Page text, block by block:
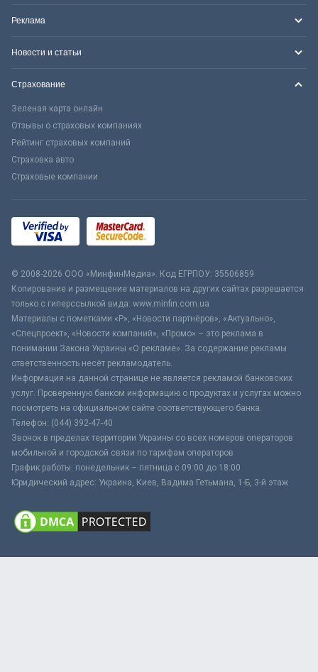
Реклама
Новости и статьи
Страхование
Зеленая карта онлайн
Отзывы о страховых компаниях
Рейтинг страховых компаний
Страховка авто
Страховые компании
© 2008-2026 ООО «МинфинМедиа». Код ЕГРПОУ: 35506859
Копирование и размещение материалов на других сайтах разрешается
только с гиперссылкой вида: www.minfin.com.ua
Материалы с пометками «Р», «Новости партнёров», «Актуально»,
«Спецпроект», «Новости компаний», «Промо» – это реклама в
понимании Закона Украины «О рекламе». За содержание рекламы
ответственность несёт рекламодатель.
Информация на данной странице не является рекламой банковских
услуг. Проверенную банком информацию о продуктах и услугах можно
посмотреть на официальном сайте соответствующего банка.
Телефон: (044) 392-47-40
Звонок в пределах территории Украины со всех номеров операторов
мобильной и городской связи по тарифам операторов
График работы: понедельник – пятница с 09:00 до 18:00
Юридический адрес: Украина, Киев, Вадима Гетьмана, 1-Б, 3-й этаж